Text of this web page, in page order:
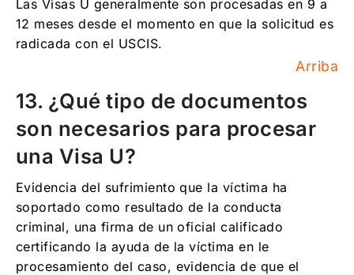
Las Visas U generalmente son procesadas en 9 a
12 meses desde el momento en que la solicitud es
radicada con el USCIS.
Arriba
13. ¿Qué tipo de documentos
son necesarios para procesar
una Visa U?
Evidencia del sufrimiento que la víctima ha
soportado como resultado de la conducta
criminal, una firma de un oficial calificado
certificando la ayuda de la víctima en le
procesamiento del caso, evidencia de que el